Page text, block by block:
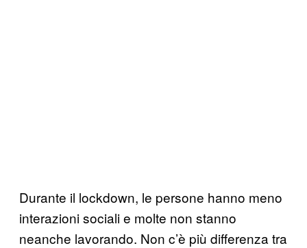
Durante il lockdown, le persone hanno meno
interazioni sociali e molte non stanno
neanche lavorando. Non c’è più differenza tra